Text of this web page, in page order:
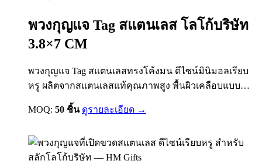
พวงกุญแจ Tag สแตนเลส โลโก้บริษัท
3.8×7 CM
พวงกุญแจ Tag สแตนเลสทรงโค้งมน ดีไซน์มินิมอลเรียบ
หรู ผลิตจากสแตนเลสแท้คุณภาพสูง พื้นผิวเคลือบแบบ
Brushed Finish ป้องกันรอยขีดข่วนและรอยนิ้วมือ พร้อม
ห่วงพวงกุญแจขนาดมาตรฐาน คล้องกับกุญแจรถ กุญแจ
หนักกระเป๋า พื้นผิวเรียบกว้างเป็นพื้นที่สมบูรณ์แบบ
สำหรับยิงเลเซอร์โลโก้ให้คมชัดถาวร หรือพิมพ์…
MOQ: 50 ชิ้น ดูรายละเอียด →